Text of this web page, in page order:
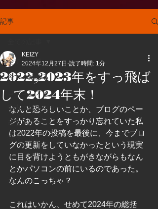
記事
全ての記事
今すぐ始める
コミュニティ
中古エレキギター
改造ギター
寝屋川市
2022,2023年をすっ飛ば
して2024年末！
KEIZY
2024年12月27日 読了時間: 1分
なんと恐ろしいことか、ブログのペー
ジがあることをすっかり忘れていた私
は2022年の投稿を最後に、今までブロ
グの更新をしていなかったという現実
に目を背けようともがきながらもなん
とかパソコンの前にいるのであった。
なんのこっちゃ？
これはいかん、せめて2024年の総括